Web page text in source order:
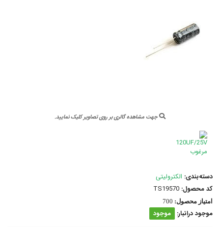
جهت مشاهده گالری بر روی تصاویر کلیک نمایید.
دسته‌بندی: الکترولیتی
کد محصول: TS19570
امتیاز محصول: 700
موجود درانبار: موجود